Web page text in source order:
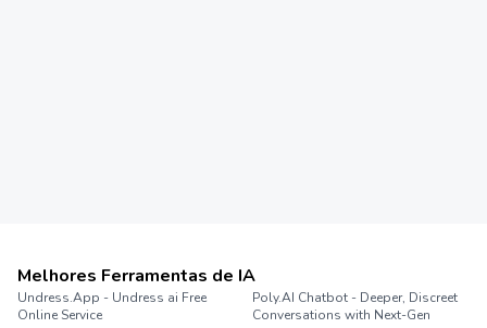
Melhores Ferramentas de IA
Undress.App - Undress ai Free
Online Service
Poly.AI Chatbot - Deeper, Discreet
Conversations with Next-Gen